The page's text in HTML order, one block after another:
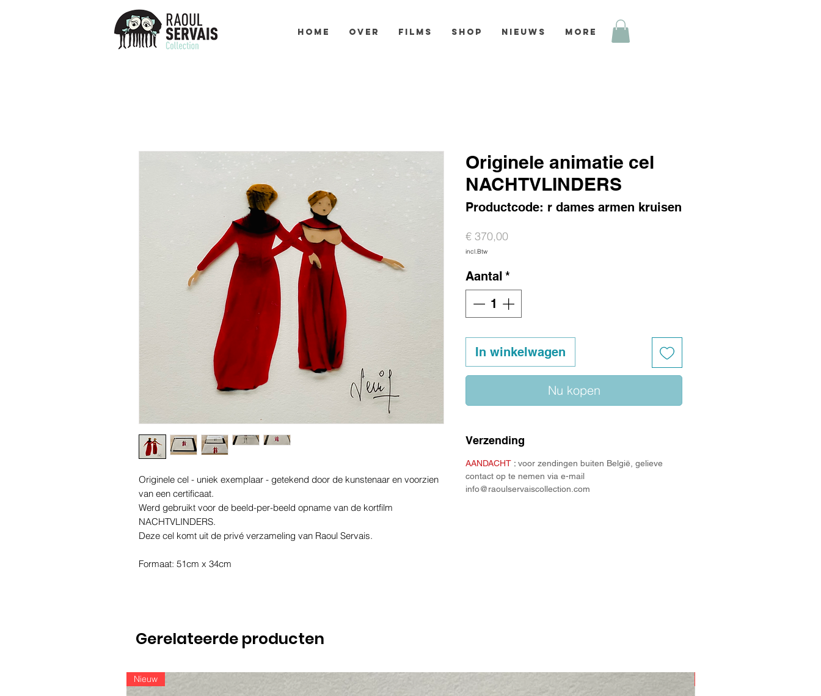
HOME OVER FILMS SHOP NIEUWS More
Originele cel - uniek exemplaar - getekend door de kunstenaar en voorzien
van een certificaat.
Werd gebruikt voor de beeld-per-beeld opname van de kortfilm
NACHTVLINDERS.
Deze cel komt uit de privé verzameling van Raoul Servais.
Formaat: 51cm x 34cm
Originele animatie cel
NACHTVLINDERS
Productcode: r dames armen kruisen
€ 370,00Prijs
incl.Btw
Aantal *
In winkelwagen
Nu kopen
Verzending
AANDACHT : voor zendingen buiten België, gelieve
contact op te nemen via e-mail
info@raoulservaiscollection.com
Gerelateerde producten
Nieuw